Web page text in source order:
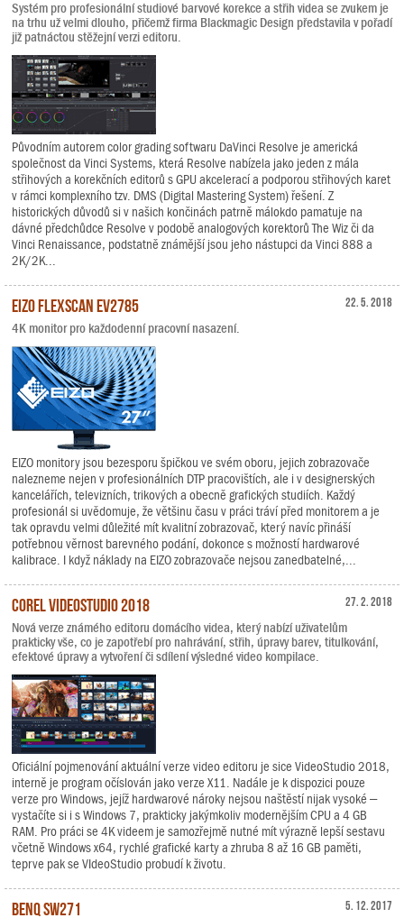
Systém pro profesionální studiové barvové korekce a střih videa se zvukem je
na trhu už velmi dlouho, přičemž firma Blackmagic Design představila v pořadí
již patnáctou stěžejní verzi editoru.
Původním autorem color grading softwaru DaVinci Resolve je americká
společnost da Vinci Systems, která Resolve nabízela jako jeden z mála
střihových a korekčních editorů s GPU akcelerací a podporou střihových karet
v rámci komplexního tzv. DMS (Digital Mastering System) řešení. Z
historických důvodů si v našich končinách patrně málokdo pamatuje na
dávné předchůdce Resolve v podobě analogových korektorů The Wiz či da
Vinci Renaissance, podstatně známější jsou jeho nástupci da Vinci 888 a
2K/2K...
22. 5. 2018
EIZO FlexScan EV2785
4K monitor pro každodenní pracovní nasazení.
EIZO monitory jsou bezesporu špičkou ve svém oboru, jejich zobrazovače
nalezneme nejen v profesionálních DTP pracovištích, ale i v designerských
kancelářích, televizních, trikových a obecně grafických studiích. Každý
profesionál si uvědomuje, že většinu času v práci tráví před monitorem a je
tak opravdu velmi důležité mít kvalitní zobrazovač, který navíc přináší
potřebnou věrnost barevného podání, dokonce s možností hardwarové
kalibrace. I když náklady na EIZO zobrazovače nejsou zanedbatelné,...
27. 2. 2018
Corel VideoStudio 2018
Nová verze známého editoru domácího videa, který nabízí uživatelům
prakticky vše, co je zapotřebí pro nahrávání, střih, úpravy barev, titulkování,
efektové úpravy a vytvoření či sdílení výsledné video kompilace.
Oficiální pojmenování aktuální verze video editoru je sice VideoStudio 2018,
interně je program očíslován jako verze X11. Nadále je k dispozici pouze
verze pro Windows, jejíž hardwarové nároky nejsou naštěstí nijak vysoké –
vystačíte si i s Windows 7, prakticky jakýmkoliv modernějším CPU a 4 GB
RAM. Pro práci se 4K videem je samozřejmě nutné mít výrazně lepší sestavu
včetně Windows x64, rychlé grafické karty a zhruba 8 až 16 GB paměti,
teprve pak se VIdeoStudio probudí k životu.
5. 12. 2017
BenQ SW271